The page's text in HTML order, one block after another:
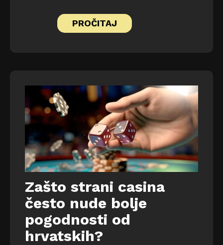
PROČITAJ
Zašto strani casina
često nude bolje
pogodnosti od
hrvatskih?